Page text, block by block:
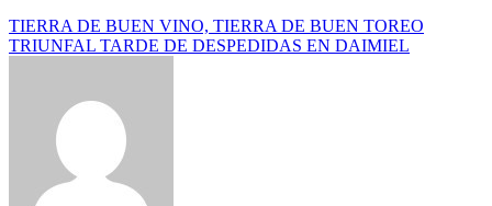
TIERRA DE BUEN VINO, TIERRA DE BUEN TOREO
TRIUNFAL TARDE DE DESPEDIDAS EN DAIMIEL